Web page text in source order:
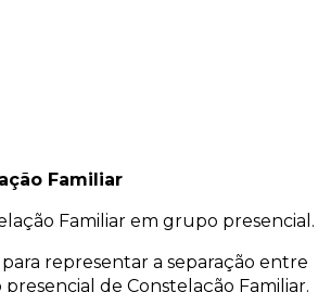
Familiar
Familiar em grupo presencial.
representar a separação entre
de Constelação Familiar.